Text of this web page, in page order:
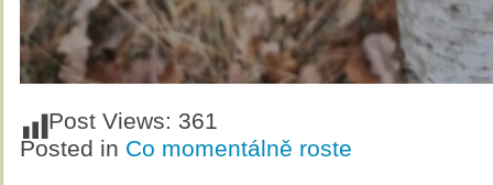
Post Views: 361
Posted in Co momentálně roste